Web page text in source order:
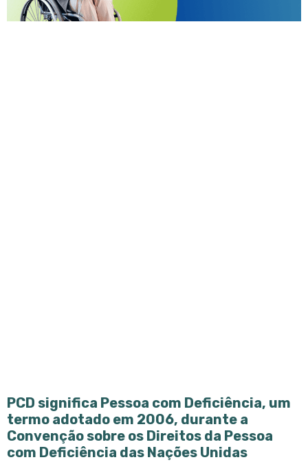
PCD significa Pessoa com Deficiência, um
termo adotado em 2006, durante a
Convenção sobre os Direitos da Pessoa
com Deficiência das Nações Unidas